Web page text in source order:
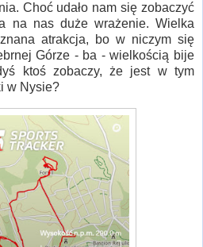
Choć udało nam się zobaczyć
na nas duże wrażenie. Wielka
atrakcja, bo w niczym się
Górze - ba - wielkością bije
ktoś zobaczy, że jest w tym
w Nysie?